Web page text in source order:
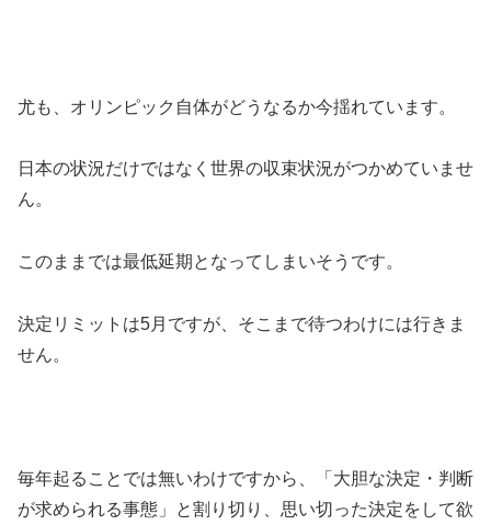
尤も、オリンピック自体がどうなるか今揺れています。
日本の状況だけではなく世界の収束状況がつかめていませ
ん。
このままでは最低延期となってしまいそうです。
決定リミットは5月ですが、そこまで待つわけには行きま
せん。
毎年起ることでは無いわけですから、「大胆な決定・判断
が求められる事態」と割り切り、思い切った決定をして欲